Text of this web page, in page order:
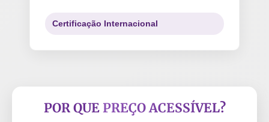
Certificação Internacional
POR QUEPREÇO ACESSÍVEL?